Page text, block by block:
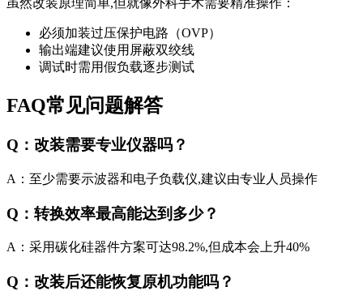
虽然改装原理简单,但就像外科手术需要精准操作：
必须加装过压保护电路（OVP）
输出端建议使用屏蔽双绞线
调试时需用假负载逐步测试
FAQ常见问题解答
Q：改装需要专业仪器吗？
A：至少需要示波器和电子负载仪,建议由专业人员操作
Q：转换效率最高能达到多少？
A：采用碳化硅器件方案可达98.2%,但成本会上升40%
Q：改装后还能恢复原机功能吗？